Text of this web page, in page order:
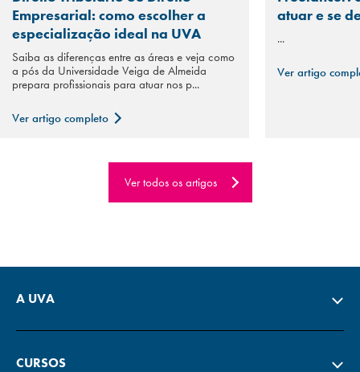
Empresarial: como escolher a
especialização ideal na UVA
Saiba as diferenças entre as áreas e veja como
a pós da Universidade Veiga de Almeida
prepara profissionais para atuar nos p...
Ver artigo completo
atuar e se
...
Ver artigo
Ver todos os artigos
A UVA
CURSOS